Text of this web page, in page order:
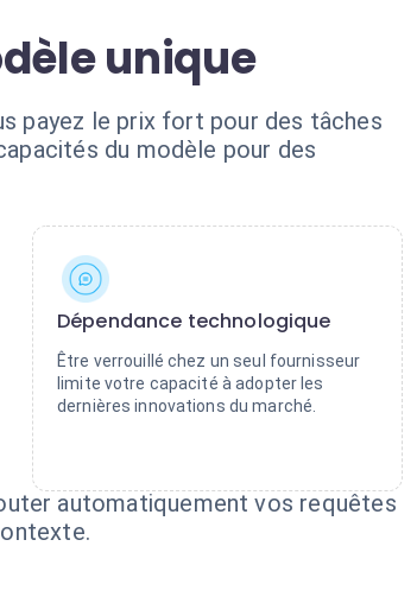
unique
payez le prix fort pour des tâches
du modèle pour des
Dépendance technologique
Être verrouillé chez un seul fournisseur
limite votre capacité à adopter les
dernières innovations du marché.
automatiquement vos requêtes